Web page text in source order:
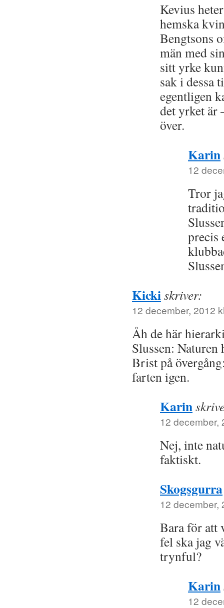
Kevius
hemska
Bengtsons
män med
sitt yrke
sak i dessa
egentligen
det yrket är
över.
Karin
12
Tror
precis
Kickiskriver:
12 december, 2012
Åh de här
Slussen: Naturen
Brist på
farten igen.
Karin
12 december,
Nej, inte
faktiskt.
Skogsgurra
12 december,
Bara för att
fel ska jag
trynful?
Karin
12